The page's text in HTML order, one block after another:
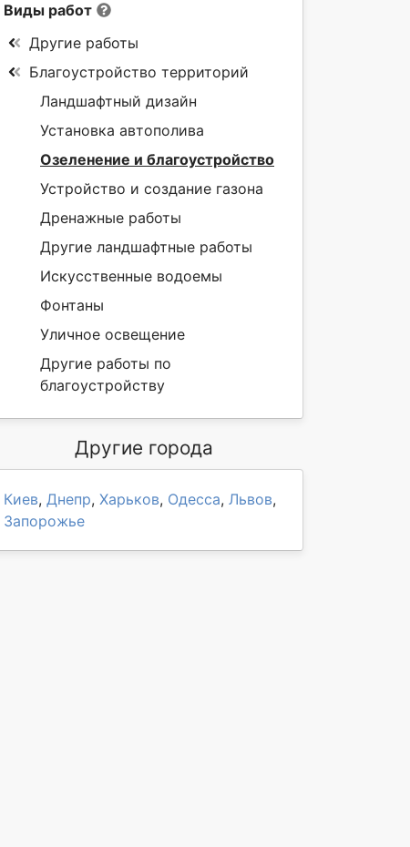
Виды работ
Другие работы
Благоустройство территорий
Ландшафтный дизайн
Установка автополива
Озеленение и благоустройство
Устройство и создание газона
Дренажные работы
Другие ландшафтные работы
Искусственные водоемы
Фонтаны
Уличное освещение
Другие работы по
благоустройству
Другие города
Киев, Днепр, Харьков, Одесса, Львов,
Запорожье